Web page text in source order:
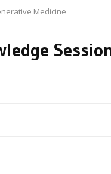
Medicine